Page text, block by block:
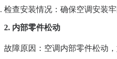
检查安装情况 ：确保空调安装
2. 内部零件松动
故障原因 ：空调内部零件松动